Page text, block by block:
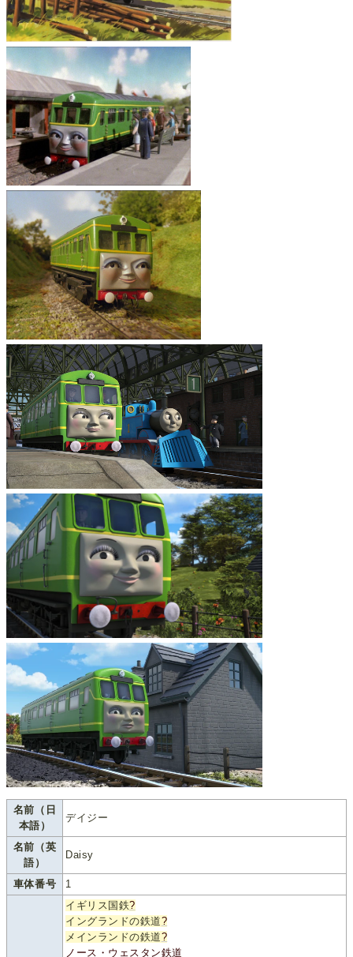
名前（日
本語）
デイジー
名前（英
語）
Daisy
車体番号
1
イギリス国鉄?
イングランドの鉄道?
メインランドの鉄道?
ノース・ウェスタン鉄道